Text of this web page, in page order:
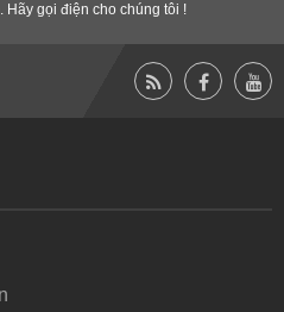
gọi điện cho chúng tôi !